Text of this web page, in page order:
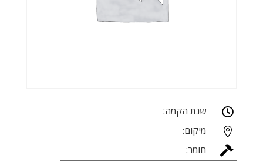
 שנת הקמה:
 מיקום:
 חומר: